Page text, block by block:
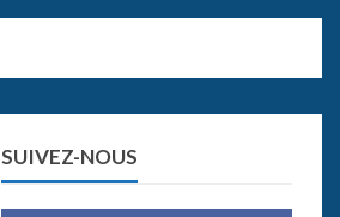
SUIVEZ-NOUS